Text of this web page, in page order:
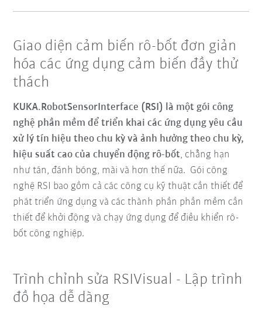
Giao diện cảm biến rô-bốt đơn giản
hóa các ứng dụng cảm biến đầy thử
thách
KUKA.RobotSensorInterface (RSI) là một gói công
nghệ phần mềm để triển khai các ứng dụng yêu cầu
xử lý tín hiệu theo chu kỳ và ảnh hưởng theo chu kỳ,
hiệu suất cao của chuyển động rô-bốt, chẳng hạn
như tán, đánh bóng, mài và hơn thế nữa. Gói công
nghệ RSI bao gồm cả các công cụ kỹ thuật cần thiết để
phát triển ứng dụng và các thành phần phần mềm cần
thiết để khởi động và chạy ứng dụng để điều khiển rô-
bốt công nghiệp.
Trình chỉnh sửa RSIVisual - Lập trình
đồ họa dễ dàng